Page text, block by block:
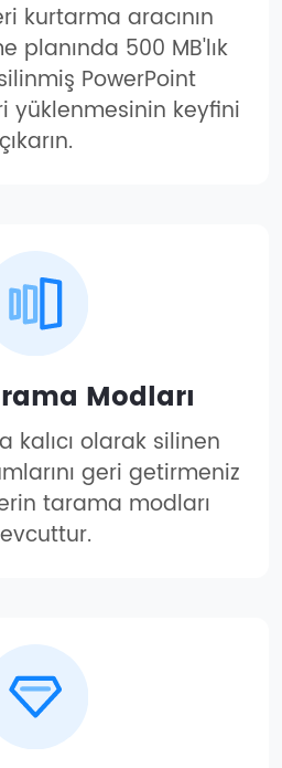
kurtarma aracının
planında 500 MB'lık
PowerPoint
yüklenmesinin keyfini
çıkarın.
Modları
kalıcı olarak silinen
geri getirmeniz
tarama modları